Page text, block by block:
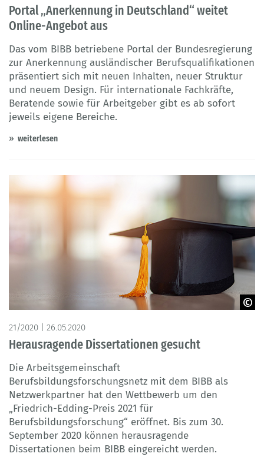
Portal „Anerkennung in Deutschland“ weitet
Online-Angebot aus
Das vom BIBB betriebene Portal der Bundesregierung
zur Anerkennung ausländischer Berufsqualifikationen
präsentiert sich mit neuen Inhalten, neuer Struktur
und neuem Design. Für internationale Fachkräfte,
Beratende sowie für Arbeitgeber gibt es ab sofort
jeweils eigene Bereiche.
weiterlesen
©mnirat
21/2020 | 26.05.2020
Herausragende Dissertationen gesucht
Die Arbeitsgemeinschaft
Berufsbildungsforschungsnetz mit dem BIBB als
Netzwerkpartner hat den Wettbewerb um den
„Friedrich-Edding-Preis 2021 für
Berufsbildungsforschung“ eröffnet. Bis zum 30.
September 2020 können herausragende
Dissertationen beim BIBB eingereicht werden.